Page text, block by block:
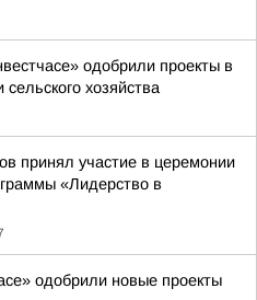
одобрили проекты в
сельского хозяйства
принял участие в церемонии
«Лидерство в
одобрили новые проекты